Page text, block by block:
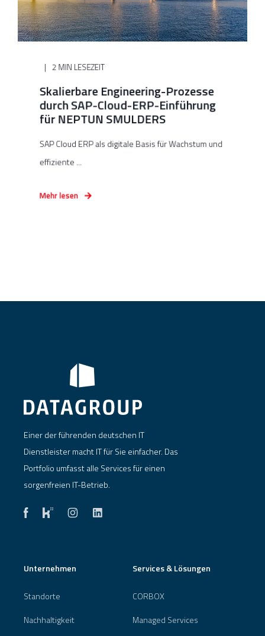
2 MIN LESEZEIT
Skalierbare Engineering-Prozesse
durch SAP-Cloud-ERP-Einführung
für NEPTUN SMULDERS
SAP Cloud ERP als digitale Basis für Wachstum und
effiziente ...
Mehr lesen
Einer der führenden deutschen IT
Dienstleister macht IT für Sie einfacher. Das
Portfolio umfasst alle Services für einen
sorgenfreien IT-Betrieb.
Unternehmen
Standorte
Nachhaltigkeit
Services & Lösungen
CORBOX
Managed Services